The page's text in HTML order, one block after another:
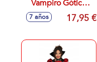
Vampiro Gótico
talla 7-9 años
7 años 17,95 €